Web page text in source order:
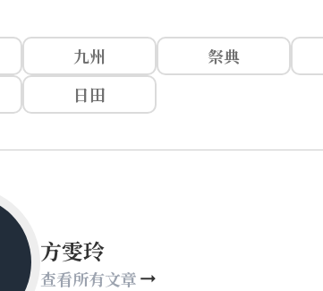
九州 祭典
日田
方雯玲
查看所有文章